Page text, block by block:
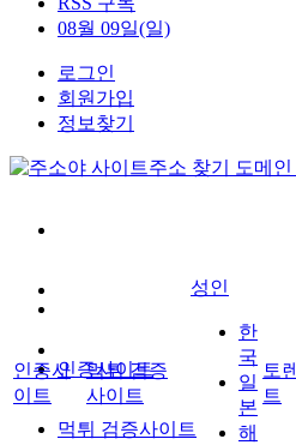
08월 09일(일)
로그인
회원가입
정보찾기
인증사이트
먹튀 검증사이트
인증사
이트
먹튀 검증
사이트
성인
한
국
일
본
해
토렌
트